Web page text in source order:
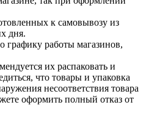
к самовывозу из
дня.
графику работы магазинов,
их распаковать и
что товары и упаковка
несоответствия товара
оформить полный отказ от